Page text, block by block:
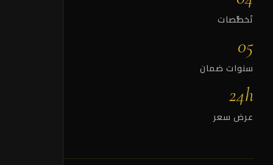
تَخصُّصات
05
سنوات ضمان
24h
عرض سعر